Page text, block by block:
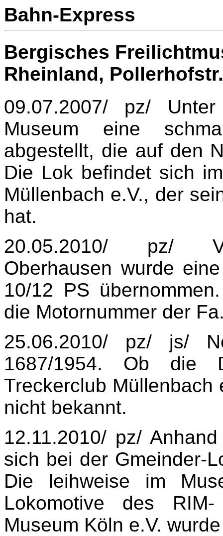
Bahn-Express
Bergisches
Rheinland,
09.07.2007/ pz/
Museum eine
abgestellt, die auf den
Die Lok befindet sich
Müllenbach e.V., der
hat.
20.05.2010/ pz/
Oberhausen wurde
10/12 PS
die Motornummer der
25.06.2010/ pz/ js/
1687/1954. Ob die
Treckerclub Müllenbach
nicht bekannt.
12.11.2010/ pz/
sich bei der Gmeinder-
Die leihweise im
Lokomotive des RIM-
Museum Köln e.V.